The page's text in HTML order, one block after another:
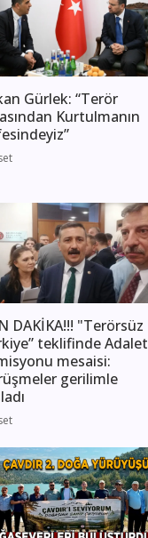
Gürlek: “Terör
Kurtulmanın
DAKİKA!!! "Terörsüz
teklifinde Adalet
mesaisi:
gerilimle